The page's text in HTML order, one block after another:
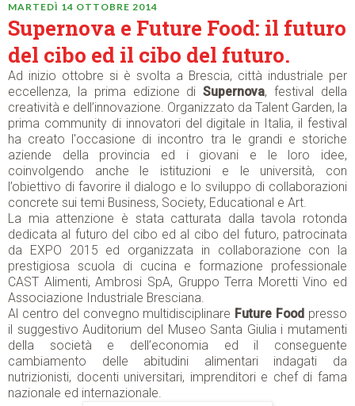
MARTEDÌ 14 OTTOBRE 2014
Supernova e Future Food: il futuro
del cibo ed il cibo del futuro.
Ad inizio ottobre si è svolta a Brescia, città industriale per
eccellenza, la prima edizione diSupernova, festival della
creatività e dell’innovazione. Organizzato da Talent Garden, la
prima community di innovatori del digitale in Italia, il festival
ha creato l'occasione di incontro tra le grandi e storiche
aziende della provincia ed i giovani e le loro idee,
coinvolgendo anche le istituzioni e le università, con
l’obiettivo di favorire il dialogo e lo sviluppo di collaborazioni
concrete sui temi Business, Society, Educational e Art.
La mia attenzione è stata catturata dalla tavola rotonda
dedicata al futuro del cibo ed al cibo del futuro, patrocinata
da EXPO 2015 ed organizzata in collaborazione con la
prestigiosa scuola di cucina e formazione professionale
CAST Alimenti, Ambrosi SpA, Gruppo Terra Moretti Vino ed
Associazione Industriale Bresciana.
Al centro del convegno multidisciplinare Future Food presso
il suggestivo Auditorium del Museo Santa Giulia i mutamenti
della società e dell’economia ed il conseguente
cambiamento delle abitudini alimentari indagati da
nutrizionisti, docenti universitari, imprenditori e chef di fama
nazionale ed internazionale.